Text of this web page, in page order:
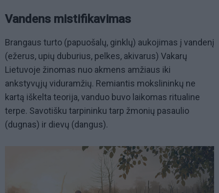
Vandens mistifikavimas
Brangaus turto (papuošalų, ginklų) aukojimas į vandenį
(ežerus, upių duburius, pelkes, akivarus) Vakarų
Lietuvoje žinomas nuo akmens amžiaus iki
ankstyvųjų viduramžių. Remiantis mokslininkų ne
kartą iškelta teorija, vanduo buvo laikomas ritualine
terpe. Savotišku tarpininku tarp žmonių pasaulio
(dugnas) ir dievų (dangus).